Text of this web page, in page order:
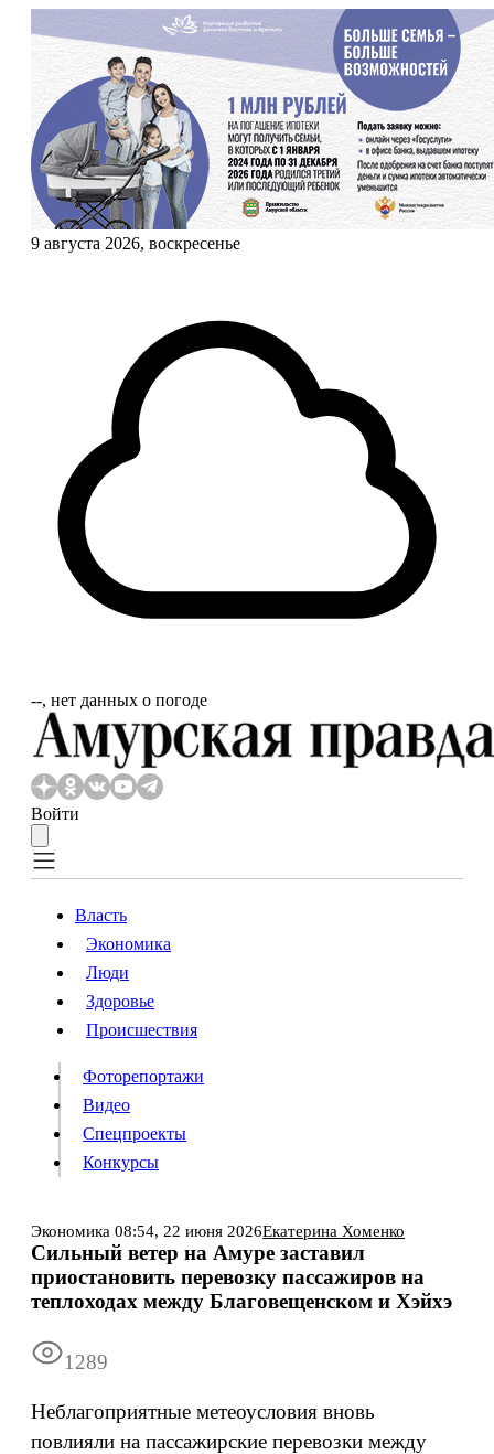
9 августа 2026, воскресенье
‐‐, нет данных о погоде
Войти
Власть
Происшествия
Видео
Конкурсы
Информация Реклама Все новости Архив
Власть
Экономика
Люди
Здоровье
Происшествия
Фоторепортажи
Видео
Спецпроекты
Конкурсы
Экономика 08:54, 22 июня 2026Екатерина Хоменко
Сильный ветер на Амуре заставил
приостановить перевозку пассажиров на
теплоходах между Благовещенском и Хэйхэ
1289
Неблагоприятные метеоусловия вновь
повлияли на пассажирские перевозки между